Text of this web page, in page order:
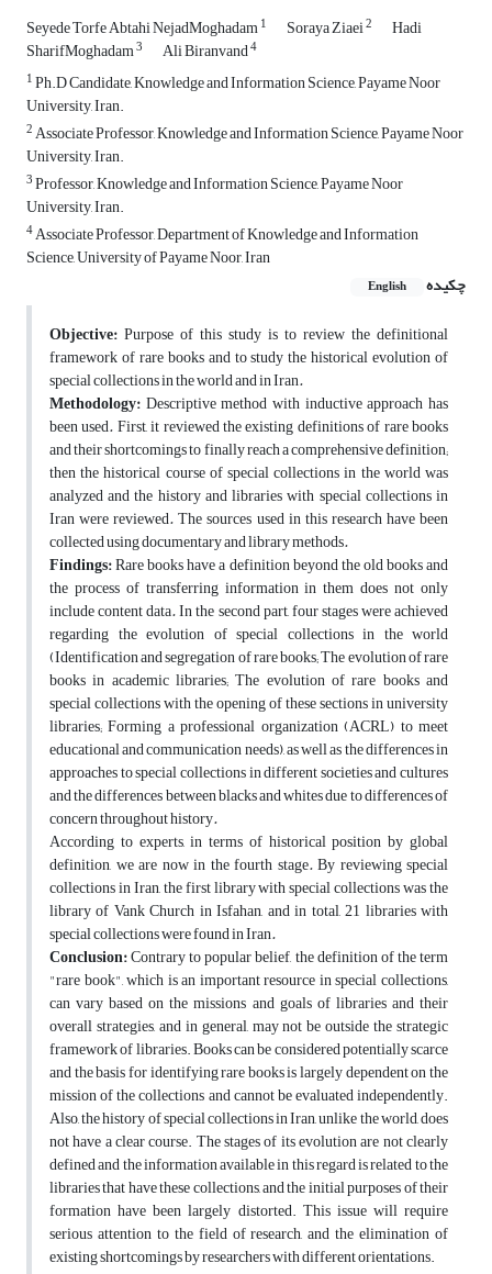
Seyede Torfe Abtahi NejadMoghadam1 Soraya Ziaei2 Hadi
SharifMoghadam3 Ali Biranvand4
1Ph.D Candidate, Knowledge and Information Science, Payame Noor
University, Iran.
2Associate Professor, Knowledge and Information Science, Payame Noor
University, Iran.
3Professor, Knowledge and Information Science, Payame Noor
University, Iran.
4Associate Professor, Department of Knowledge and Information
Science, University of Payame Noor, Iran
چکیده
English
Objective: Purpose of this study is to review the definitional
framework of rare books and to study the historical evolution of
special collections in the world and in Iran.
Methodology:Descriptive method with inductive approach has
been used.First, it reviewed the existing definitions of rare books
and their shortcomings to finally reach a comprehensive definition;
then the historical course of special collections in the world was
analyzed and the history and libraries with special collections in
Iran were reviewed.The sources used in this research have been
collected using documentary and library methods.
Findings:Rare books have a definition beyond the old books and
the process of transferring information in them does not only
include content data.In the second part, four stages were achieved
regarding the evolution of special collections in the world
(Identification and segregation of rare books; The evolution of rare
books in academic libraries; The evolution of rare books and
special collections with the opening of these sections in university
libraries; Forming a professional organization (ACRL) to meet
educational and communication needs), as well as the differences in
approaches to special collections in different societies and cultures
and the differences between blacks and whites due to differences of
concern throughout history.
According to experts, in terms of historical position by global
definition, we are now in the fourth stage.By reviewing special
collections in Iran, the first library with special collections was the
library of Vank Church in Isfahan, and in total, 21 libraries with
special collections were found in Iran.
Conclusion:Contrary to popular belief, the definition of the term
"rare book", which is an important resource in special collections,
can vary based on the missions and goals of libraries and their
overall strategies, and in general, may not be outside the strategic
framework of libraries. Books can be considered potentially scarce
and the basis for identifying rare books is largely dependent on the
mission of the collections and cannot be evaluated independently.
Also, the history of special collections in Iran, unlike the world, does
not have a clear course. The stages of its evolution are not clearly
defined and the information available in this regard is related to the
libraries that have these collections, and the initial purposes of their
formation have been largely distorted. This issue will require
serious attention to the field of research, and the elimination of
existing shortcomings by researchers with different orientations.